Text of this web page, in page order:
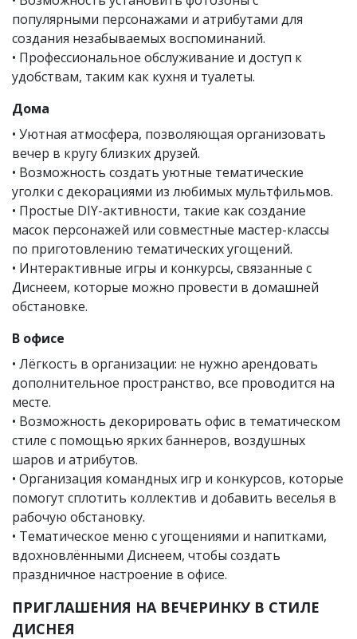
популярными персонажами и атрибутами для
создания незабываемых воспоминаний.
• Профессиональное обслуживание и доступ к
удобствам, таким как кухня и туалеты.
Дома
• Уютная атмосфера, позволяющая организовать
вечер в кругу близких друзей.
• Возможность создать уютные тематические
уголки с декорациями из любимых мультфильмов.
• Простые DIY-активности, такие как создание
масок персонажей или совместные мастер-классы
по приготовлению тематических угощений.
• Интерактивные игры и конкурсы, связанные с
Диснеем, которые можно провести в домашней
обстановке.
В офисе
• Лёгкость в организации: не нужно арендовать
дополнительное пространство, все проводится на
месте.
• Возможность декорировать офис в тематическом
стиле с помощью ярких баннеров, воздушных
шаров и атрибутов.
• Организация командных игр и конкурсов, которые
помогут сплотить коллектив и добавить веселья в
рабочую обстановку.
• Тематическое меню с угощениями и напитками,
вдохновлёнными Диснеем, чтобы создать
праздничное настроение в офисе.
ПРИГЛАШЕНИЯ НА ВЕЧЕРИНКУ В СТИЛЕ
ДИСНЕЯ